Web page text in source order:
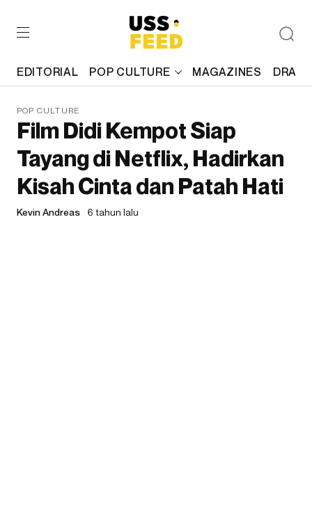
EDITORIAL POP CULTURE MAGAZINES
POP CULTURE
Film Didi Kempot Siap
Tayang di Netflix, Hadirkan
Kisah Cinta dan Patah Hati
Kevin Andreas 6 tahun lalu